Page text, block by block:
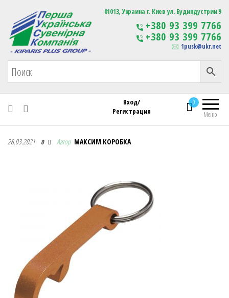
Первая Украинская Сувенирная Компания Изготовление
сувенирной продукции
с логотипом
01013, Украина г. Киев ул. Будиндустрии 9
+380 93 399 7766
+380 93 399 7766
1pusk@ukr.net
Меню
0
Вход/
Регистрация
Первая Украинская Сувенирная Компания
28.03.2021 0 Автор МАКСИМ КОРОБКА